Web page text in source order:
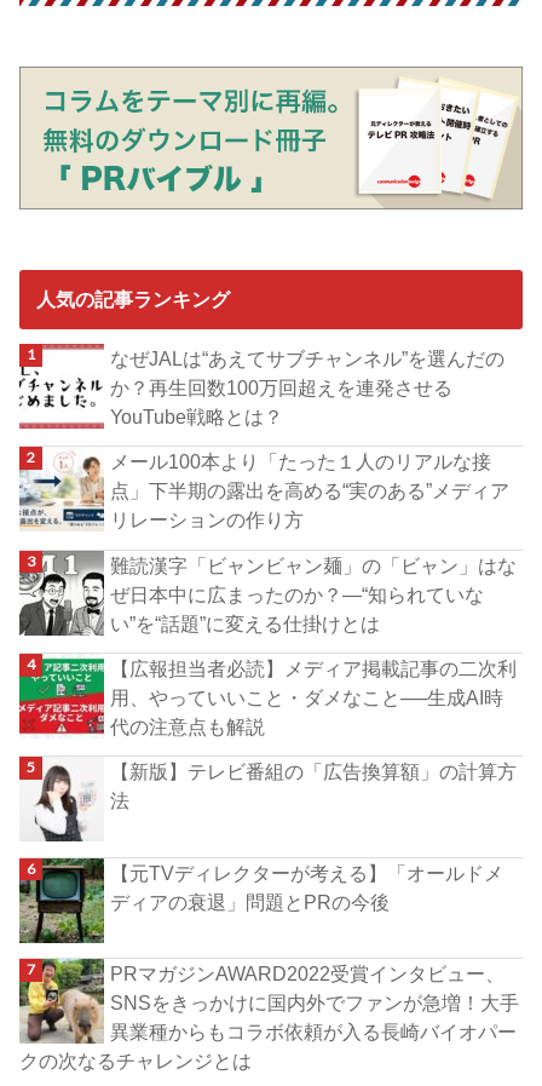
人気の記事ランキング
なぜJALは“あえてサブチャンネル”を選んだの
か？再生回数100万回超えを連発させる
YouTube戦略とは？
メール100本より「たった１人のリアルな接
点」下半期の露出を高める“実のある”メディア
リレーションの作り方
難読漢字「ビャンビャン麺」の「ビャン」はな
ぜ日本中に広まったのか？―“知られていな
い”を“話題”に変える仕掛けとは
【広報担当者必読】メディア掲載記事の二次利
用、やっていいこと・ダメなこと──生成AI時
代の注意点も解説
【新版】テレビ番組の「広告換算額」の計算方
法
【元TVディレクターが考える】「オールドメ
ディアの衰退」問題とPRの今後
PRマガジンAWARD2022受賞インタビュー、
SNSをきっかけに国内外でファンが急増！大手
異業種からもコラボ依頼が入る長崎バイオパー
クの次なるチャレンジとは